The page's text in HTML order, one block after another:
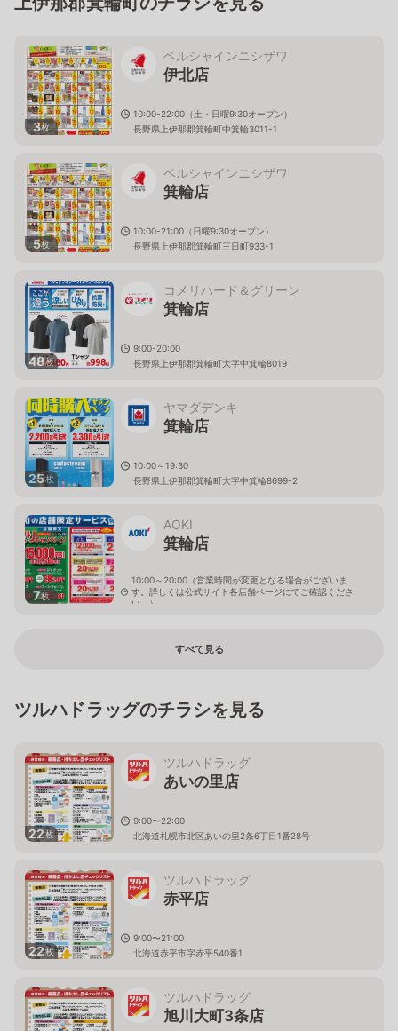
3枚
ベルシャインニシザワ
伊北店
10:00-22:00（土・日曜9:30オープン）
長野県上伊那郡箕輪町中箕輪3011-1
5枚
ベルシャインニシザワ
箕輪店
10:00-21:00（日曜9:30オープン）
長野県上伊那郡箕輪町三日町933-1
48枚
コメリハード＆グリーン
箕輪店
9:00-20:00
長野県上伊那郡箕輪町大字中箕輪8019
25枚
ヤマダデンキ
箕輪店
10:00～19:30
長野県上伊那郡箕輪町大字中箕輪8699-2
7枚
AOKI
箕輪店
10:00～20:00（営業時間が変更となる場合がございま
す。詳しくは公式サイト各店舗ページにてご確認くださ
い。）
すべて見る
ツルハドラッグのチラシを見る
22枚
ツルハドラッグ
あいの里店
9:00〜22:00
北海道札幌市北区あいの里2条6丁目1番28号
22枚
ツルハドラッグ
赤平店
9:00〜21:00
北海道赤平市字赤平540番1
ツルハドラッグ
旭川大町3条店